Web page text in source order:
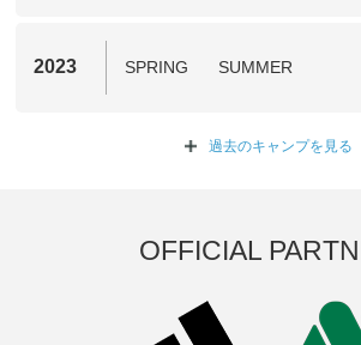
2023 SPRING SUMMER
過去のキャンプを 見る
OFFICIAL